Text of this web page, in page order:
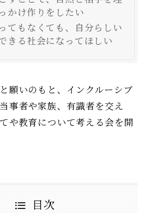
かけ作りをしたい
てもなくても、自分らしい
きる社会になってほしい
願いのもと、インクルーシブ
事者や家族、有識者を交え
や教育について考える会を開
目次